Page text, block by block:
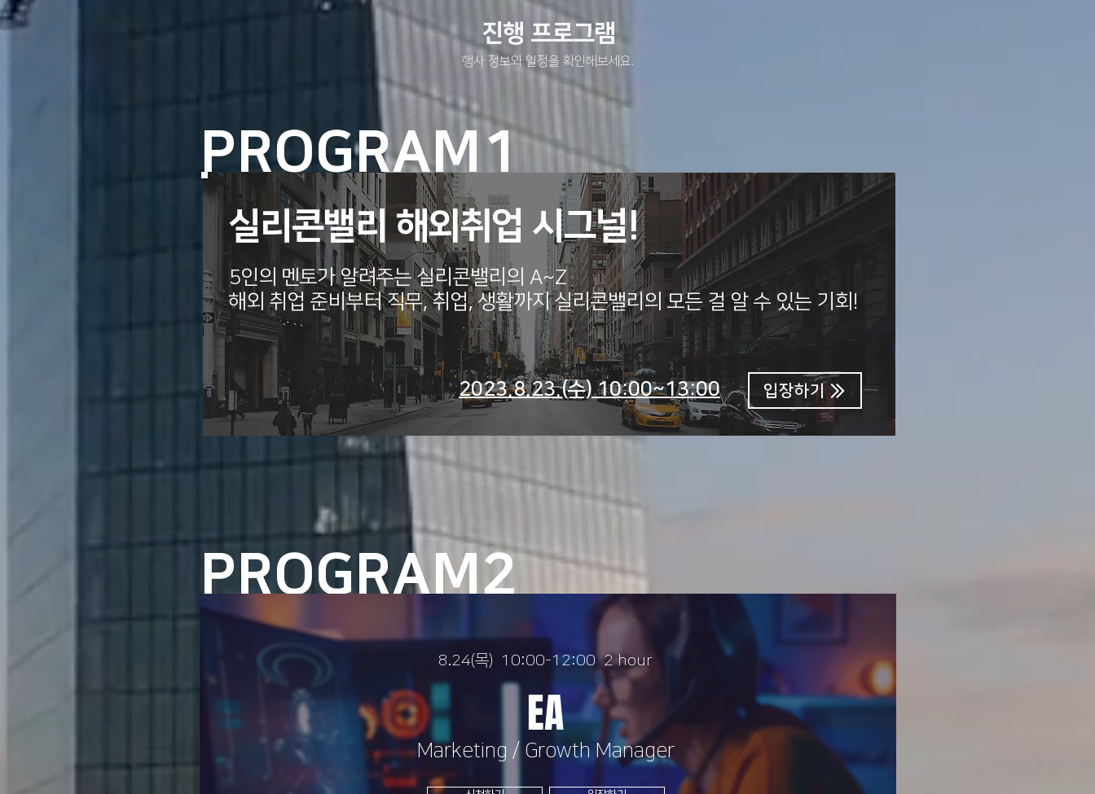
진행 프로그램
행사 정보와 일정을 확인해보세요.
PROGRAM1
실리콘밸리 해외취업 시그널!
5인의 멘토가 알려주는 실리콘밸리의 A~Z
​해외 취업 준비부터 직무, 취업, 생활까지 실리콘밸리의 모든 걸 알 수 있는 기회!
2023.8.23.(수) 10:00~13:00 입장하기
PROGRAM2
8.24(목) 10:00-12:00 2 hour
EA
Marketing / Growth Manager